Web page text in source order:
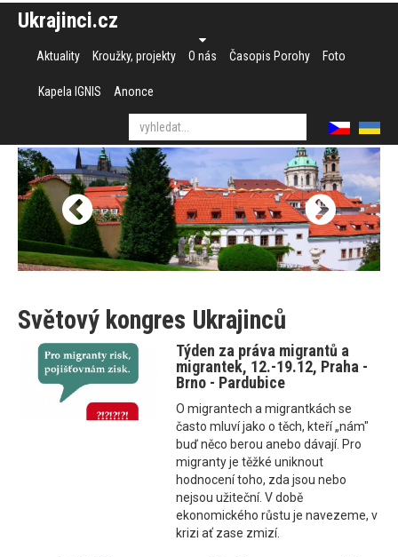
Ukrajinci.cz
Aktuality Kroužky, projekty O nás Časopis Porohy Foto
Kapela IGNIS Anonce
Světový kongres Ukrajinců
Týden za práva migrantů a
migrantek, 12.-19.12, Praha -
Brno - Pardubice
O migrantech a migrantkách se
často mluví jako o těch, kteří „nám"
buď něco berou anebo dávají. Pro
migranty je těžké uniknout
hodnocení toho, zda jsou nebo
nejsou užiteční. V době
ekonomického růstu je navezeme, v
krizi ať zase zmizí.